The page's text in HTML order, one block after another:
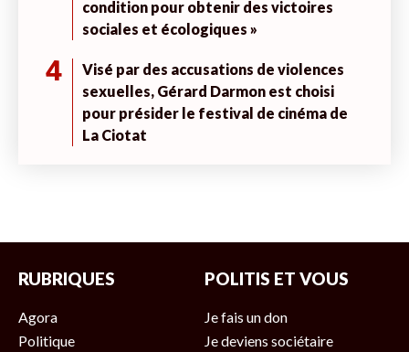
condition pour obtenir des victoires
sociales et écologiques »
4
Visé par des accusations de violences
sexuelles, Gérard Darmon est choisi
pour présider le festival de cinéma de
La Ciotat
RUBRIQUES
Agora
Politique
POLITIS ET VOUS
Je fais un don
Je deviens sociétaire